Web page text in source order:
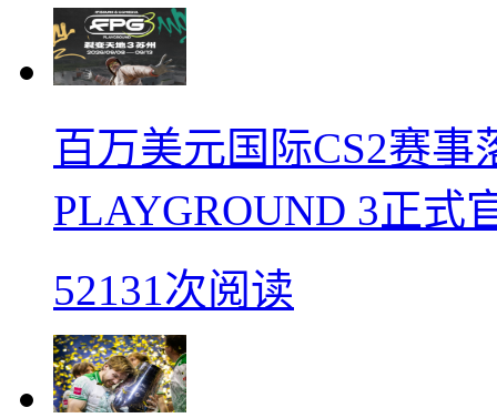
百万美元国际CS2赛事
PLAYGROUND 3正式
52131次阅读